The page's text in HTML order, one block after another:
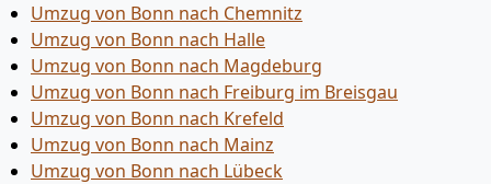
Umzug von Bonn nach Chemnitz
Umzug von Bonn nach Halle
Umzug von Bonn nach Magdeburg
Umzug von Bonn nach Freiburg im Breisgau
Umzug von Bonn nach Krefeld
Umzug von Bonn nach Mainz
Umzug von Bonn nach Lübeck